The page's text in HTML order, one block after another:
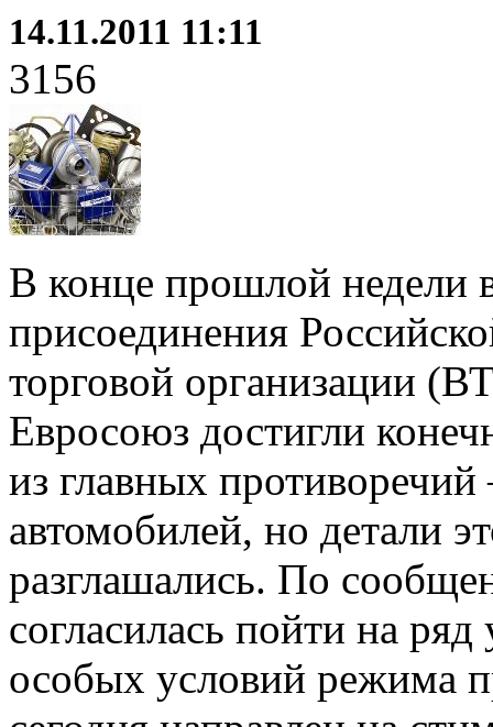
14.11.2011 11:11
3156
В конце прошлой недели
присоединения
торговой организации
Евросоюз достигли
из главных
автомобилей, но детали
разглашались. По
согласилась пойти на
особых условий режима